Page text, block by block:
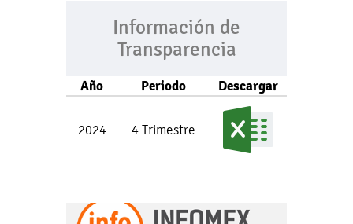
Información de
Transparencia
Año Periodo Descargar
2024 4 Trimestre